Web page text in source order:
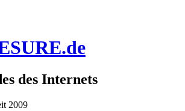
des Internets
2009